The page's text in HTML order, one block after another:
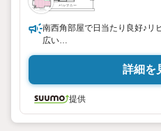
南西角部屋で日当たり良好♪リ
広い
詳細を
提供